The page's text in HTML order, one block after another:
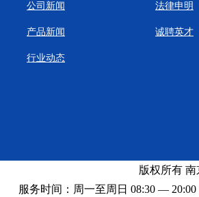
公司新闻
产品新闻
行业动态
法律申明
诚聘英才
版权所有
服务时间：周一至周日 08:30 —